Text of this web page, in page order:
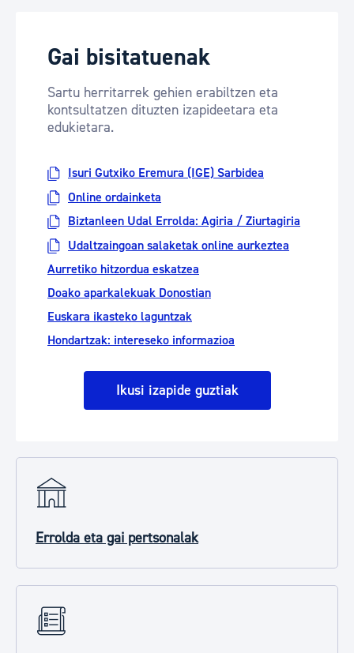
Gai bisitatuenak
Sartu herritarrek gehien erabiltzen eta
kontsultatzen dituzten izapideetara eta
edukietara.
Isuri Gutxiko Eremura (IGE) Sarbidea
Online ordainketa
Biztanleen Udal Errolda: Agiria / Ziurtagiria
Udaltzaingoan salaketak online aurkeztea
Aurretiko hitzordua eskatzea
Doako aparkalekuak Donostian
Euskara ikasteko laguntzak
Hondartzak: intereseko informazioa
Ikusi izapide guztiak
Errolda eta gai pertsonalak